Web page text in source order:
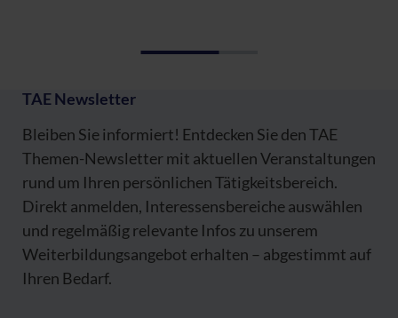
TAE Newsletter
Bleiben Sie informiert! Entdecken Sie den TAE
Themen-Newsletter mit aktuellen Veranstaltungen
rund um Ihren persönlichen Tätigkeitsbereich.
Direkt anmelden, Interessensbereiche auswählen
und regelmäßig relevante Infos zu unserem
Weiterbildungsangebot erhalten – abgestimmt auf
Ihren Bedarf.